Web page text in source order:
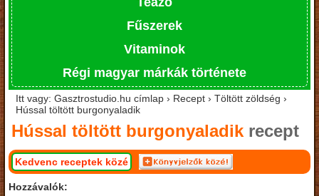
Fűszerek
Vitaminok
Régi magyar márkák története
Itt vagy: Gasztrostudio.hu címlap › Recept › Töltött zöldség ›
Hússal töltött burgonyaladik
Hússal töltött burgonyaladik recept
Kedvenc receptek közé
Hozzávalók: